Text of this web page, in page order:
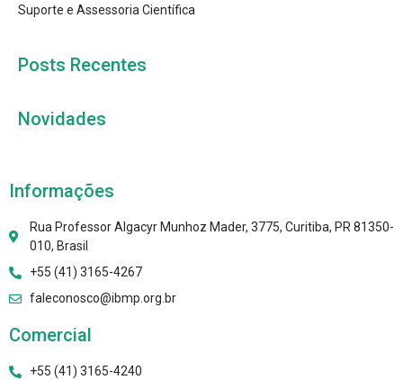
Suporte e Assessoria Científica
Posts Recentes
Novidades
Informações
Rua Professor Algacyr Munhoz Mader, 3775, Curitiba, PR 81350-
010, Brasil
+55 (41) 3165-4267
faleconosco@ibmp.org.br
Comercial
+55 (41) 3165-4240